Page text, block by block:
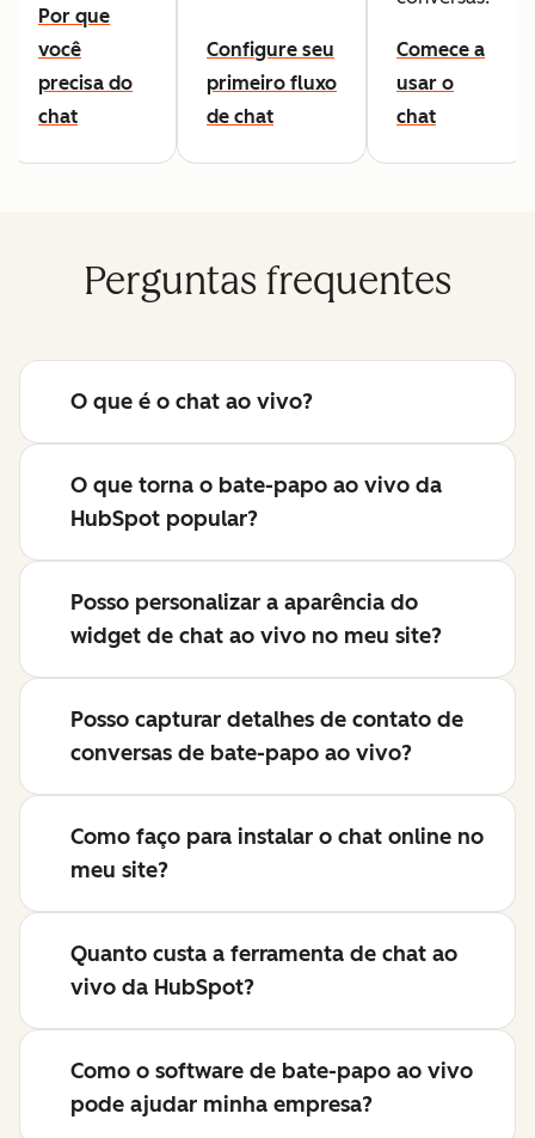
Por que
você
precisa do
chat
Configure seu
primeiro fluxo
de chat
Comece a
usar o
chat
Perguntas frequentes
O que é o chat ao vivo?
O que torna o bate-papo ao vivo da
HubSpot popular?
Posso personalizar a aparência do
widget de chat ao vivo no meu site?
Posso capturar detalhes de contato de
conversas de bate-papo ao vivo?
Como faço para instalar o chat online no
meu site?
Quanto custa a ferramenta de chat ao
vivo da HubSpot?
Como o software de bate-papo ao vivo
pode ajudar minha empresa?